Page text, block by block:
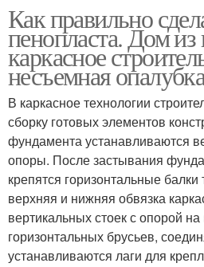
Как правильно
пенопласта. Дом из
каркасное
несъемная
В каркасное технологии
сборку готовых элементов
фундамента устанавливаются
опоры. После застывания
крепятся горизонтальные
верхняя и нижняя обвязка
вертикальных стоек с опорой
горизонтальных брусьев,
устанавливаются лаги для